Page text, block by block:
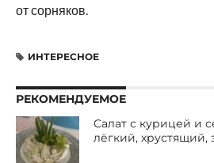
от сорняков.
ИНТЕРЕСНОЕ
РЕКОМЕНДУЕМОЕ
Салат с курицей и
лёгкий, хрустящий,